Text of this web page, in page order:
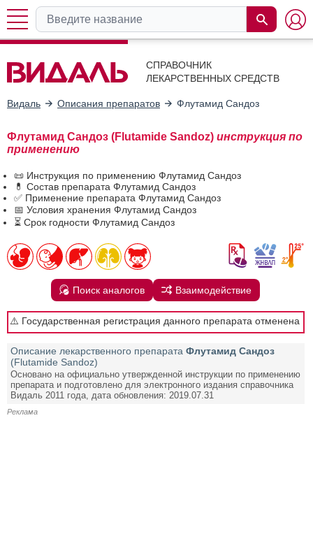
СПРАВОЧНИК
ЛЕКАРСТВЕННЫХ СРЕДСТВ
Видаль Описания препаратов Флутамид Сандоз
Флутамид Сандоз (Flutamide Sandoz) инструкция по
применению
📜 Инструкция по применению Флутамид Сандоз
💊 Состав препарата Флутамид Сандоз
✅ Применение препарата Флутамид Сандоз
📅 Условия хранения Флутамид Сандоз
⏳ Срок годности Флутамид Сандоз
Поиск аналогов Взаимодействие
⚠️ Государственная регистрация данного препарата отменена
Описание лекарственного препарата Флутамид Сандоз
(Flutamide Sandoz)
Основано на официально утвержденной инструкции по применению
препарата и подготовлено для электронного издания справочника
Видаль 2011 года, дата обновления: 2019.07.31
Реклама